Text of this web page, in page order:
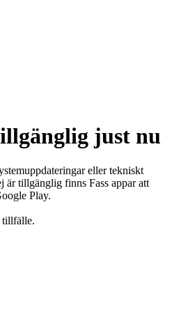
just nu
eller tekniskt
är tillgänglig finns Fass appar att
Play.
tillfälle.